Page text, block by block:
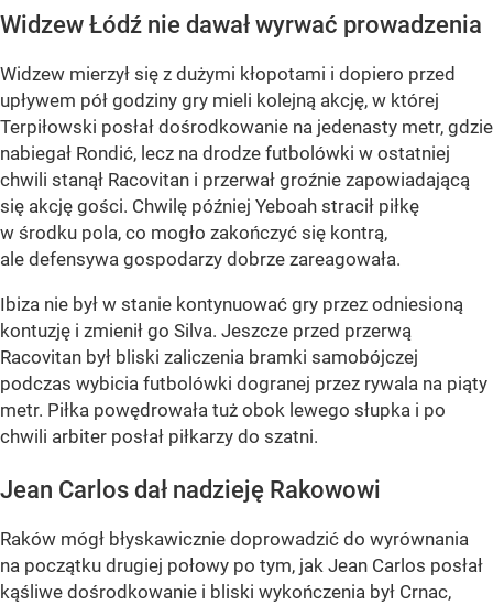
Widzew Łódź nie dawał wyrwać prowadzenia
Widzew mierzył się z dużymi kłopotami i dopiero przed
upływem pół godziny gry mieli kolejną akcję, w której
Terpiłowski posłał dośrodkowanie na jedenasty metr, gdzie
nabiegał Rondić, lecz na drodze futbolówki w ostatniej
chwili stanął Racovitan i przerwał groźnie zapowiadającą
się akcję gości. Chwilę później Yeboah stracił piłkę
w środku pola, co mogło zakończyć się kontrą,
ale defensywa gospodarzy dobrze zareagowała.
Ibiza nie był w stanie kontynuować gry przez odniesioną
kontuzję i zmienił go Silva. Jeszcze przed przerwą
Racovitan był bliski zaliczenia bramki samobójczej
podczas wybicia futbolówki dogranej przez rywala na piąty
metr. Piłka powędrowała tuż obok lewego słupka i po
chwili arbiter posłał piłkarzy do szatni.
Jean Carlos dał nadzieję Rakowowi
Raków mógł błyskawicznie doprowadzić do wyrównania
na początku drugiej połowy po tym, jak Jean Carlos posłał
kąśliwe dośrodkowanie i bliski wykończenia był Crnac,